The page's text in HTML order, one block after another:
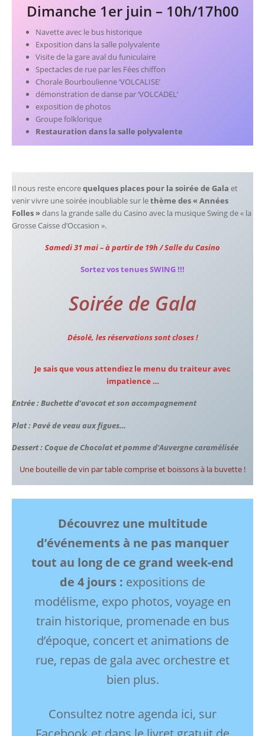
Dimanche 1er juin – 10h/17h00
Navette avec le bus historique
Exposition dans la salle polyvalente
Visite de la gare aval du funiculaire
Spectacles de rue par les Fées chiffon
Chorale Bourboulienne ‘VOLCALISE’
démonstration de danse par ‘VOLCADEL’
exposition de photos
Groupe folklorique
Restauration dans la salle polyvalente
Il nous reste encorequelques places pour la soirée de Gala et
venir vivre une soirée inoubliable sur lethème des « Années
Folles »dans la grande salle du Casino avec la musique Swing de « la
Grosse Caisse d’Occasion ».
Samedi 31 mai – à partir de 19h / Salle du Casino
Sortez vos tenues SWING !!!
Soirée de Gala
Désolé, les réservations sont closes !
Je sais que vous attendiez le menu du traiteur avec
impatience …
Entrée : Buchette d’avocat et son accompagnement
Plat : Pavé de veau aux figues…
Dessert : Coque de Chocolat et pomme d’Auvergnecaramélisée
Une bouteille de vin par table comprise et boissons à la buvette !
Découvrez une multitude
d’événements à ne pas manquer
tout au long de ce grand week-end
de 4 jours : expositions de
modélisme, expo photos, voyage en
train historique, promenade en bus
d’époque, concert et animations de
rue, repas de gala avec orchestre et
bien plus.
Consultez notre agenda ici, sur